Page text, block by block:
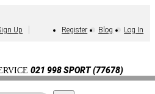
Up Register Blog Log In
021 998 SPORT (77678)